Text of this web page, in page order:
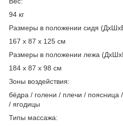
94 кг
Размеры в положении сидя
167 x 87 x 125 см
Размеры в положении лежа
184 x 87 x 98 см
Зоны воздействия:
бёдра / голени / плечи / поясница
/ ягодицы
Типы массажа: